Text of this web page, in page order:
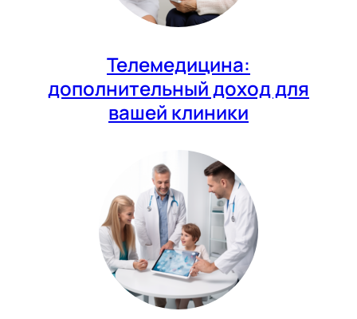
Телемедицина:
дополнительный доход для
вашей клиники